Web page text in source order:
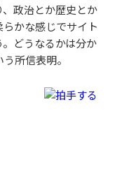
政治とか歴史とか
かな感じでサイト
どうなるかは分か
所信表明。